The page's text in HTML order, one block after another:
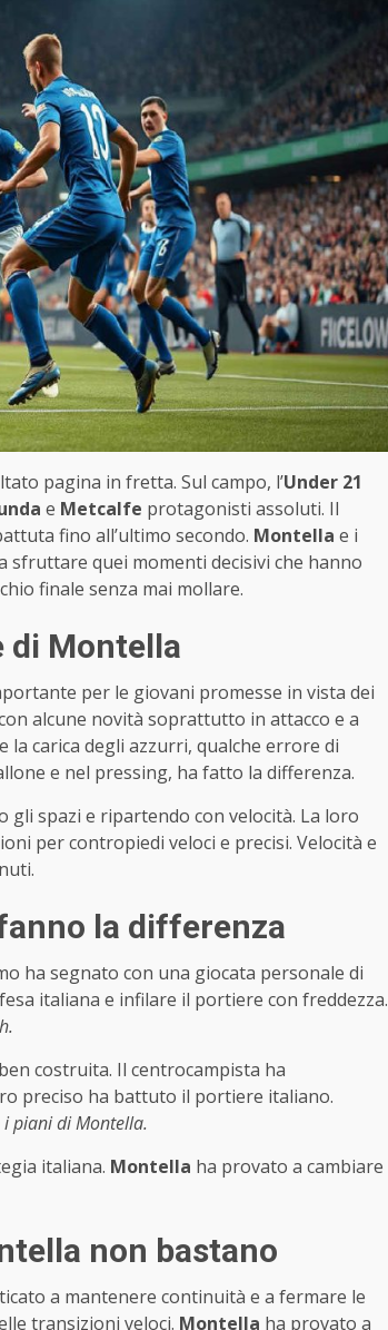
pagina in fretta. Sul campo, l’Under 21
e Metcalfe protagonisti assoluti. Il
fino all’ultimo secondo. Montella e i
quei momenti decisivi che hanno
finale senza mai mollare.
di Montella
per le giovani promesse in vista dei
alcune novità soprattutto in attacco e a
carica degli azzurri, qualche errore di
e nel pressing, ha fatto la differenza.
spazi e ripartendo con velocità. La loro
per contropiedi veloci e precisi. Velocità e
la differenza
ha segnato con una giocata personale di
italiana e infilare il portiere con freddezza.
costruita. Il centrocampista ha
preciso ha battuto il portiere italiano.
piani di Montella.
italiana. Montella ha provato a cambiare
non bastano
a mantenere continuità e a fermare le
transizioni veloci. Montella ha provato a